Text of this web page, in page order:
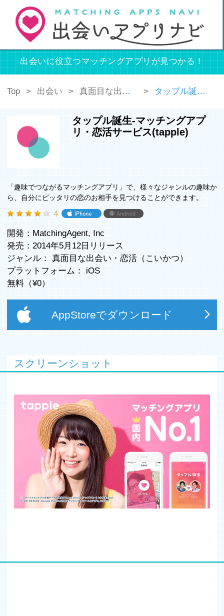
出会いに役立つマッチングアプリが見つかる！
Top 出会い 真面目な出会い タップル誕生-マッチングアプリ・恋活サービス(tapple)
タップル誕生-マッチングアプ
リ・恋活サービス(tapple)
「趣味でつながるマッチングアプリ」で、様々なジャンルの趣味か
ら、自分にピッタリの恋のお相手を見つけることができます。
4
開発：MatchingAgent, Inc
発売：2014年5月12日リリース
ジャンル： 真面目な出会い ・ 恋活（こいかつ）
プラットフォーム：
iOS
無料（¥0）
AppStoreでダウンロード
スクリーンショット